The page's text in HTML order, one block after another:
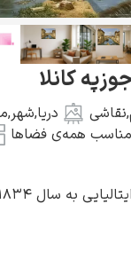
دریا ,شهر ,منظره
فضاها
افقی
میلادی